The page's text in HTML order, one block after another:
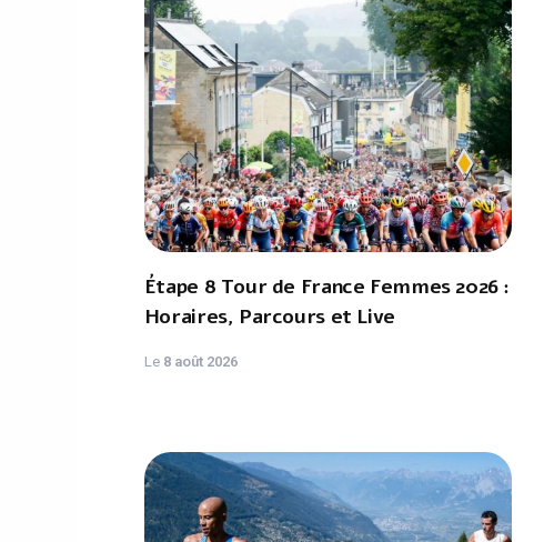
Étape 8 Tour de France Femmes 2026 :
Horaires, Parcours et Live
Le 8 août 2026